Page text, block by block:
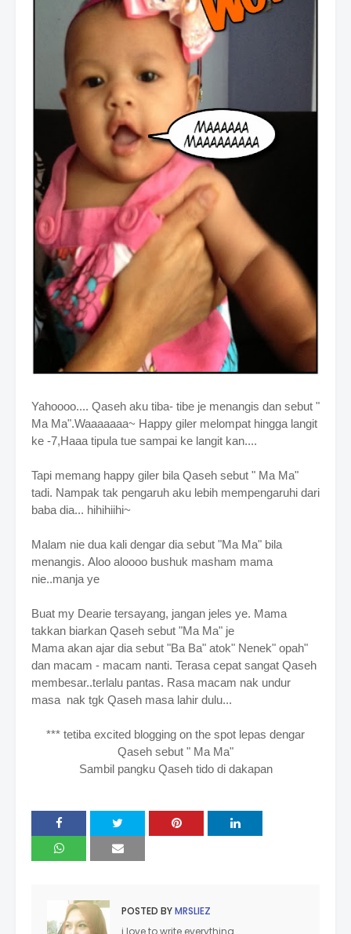
Yahoooo.... Qaseh aku tiba- tibe je menangis dan sebut "
Ma Ma".Waaaaaaa~ Happy giler melompat hingga langit
ke -7,Haaa tipula tue sampai ke langit kan....
Tapi memang happy giler bila Qaseh sebut " Ma Ma"
tadi. Nampak tak pengaruh aku lebih mempengaruhi dari
baba dia... hihihiihi~
Malam nie dua kali dengar dia sebut "Ma Ma" bila
menangis. Aloo aloooo bushuk masham mama
nie..manja ye
Buat my Dearie tersayang, jangan jeles ye. Mama
takkan biarkan Qaseh sebut "Ma Ma" je
Mama akan ajar dia sebut "Ba Ba" atok" Nenek" opah"
dan macam - macam nanti. Terasa cepat sangat Qaseh
membesar..terlalu pantas. Rasa macam nak undur
masa nak tgk Qaseh masa lahir dulu...
*** tetiba excited blogging on the spot lepas dengar
Qaseh sebut " Ma Ma"
Sambil pangku Qaseh tido di dakapan
POSTED BYMRSLIEZ
i love to write everything